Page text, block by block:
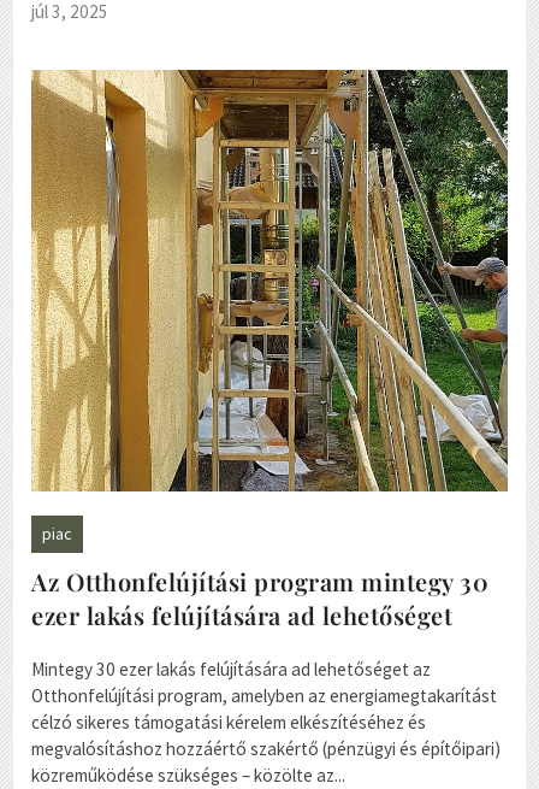
júl 3, 2025
piac
Az Otthonfelújítási program mintegy 30
ezer lakás felújítására ad lehetőséget
Mintegy 30 ezer lakás felújítására ad lehetőséget az
Otthonfelújítási program, amelyben az energiamegtakarítást
célzó sikeres támogatási kérelem elkészítéséhez és
megvalósításhoz hozzáértő szakértő (pénzügyi és építőipari)
közreműködése szükséges – közölte az...